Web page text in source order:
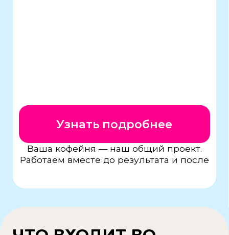
— регламенты
— стандарты
— технологические карты
— поддержка технолога
— маркетинговые материалы
— программа лояльности
5
на старте